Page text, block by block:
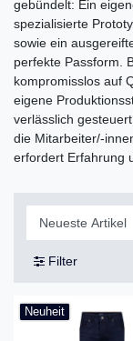
gebündelt: Ein
spezialisierte
sowie ein
perfekte Passform.
kompromisslos auf
eigene
verlässlich
die Mitarbeiter/-
erfordert Erfahrung
Filter
Neuheit